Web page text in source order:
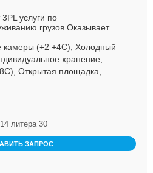
услуги по
грузов Оказывает
камеры (+2 +4С), Холодный
хранение,
Открытая площадка,
литера 30
ЗАПРОС